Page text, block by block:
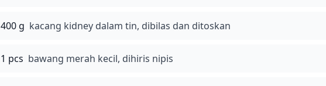
400 g kacang kidney dalam tin, dibilas dan ditoskan
1 pcs bawang merah kecil, dihiris nipis